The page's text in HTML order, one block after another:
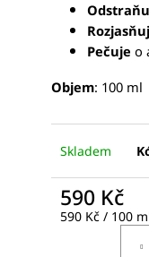
Pečuje o
Objem: 100 ml
Skladem
590 Kč
Měrná
590 Kč / 100
FACE-ROLLER
NA OBLIČEJ